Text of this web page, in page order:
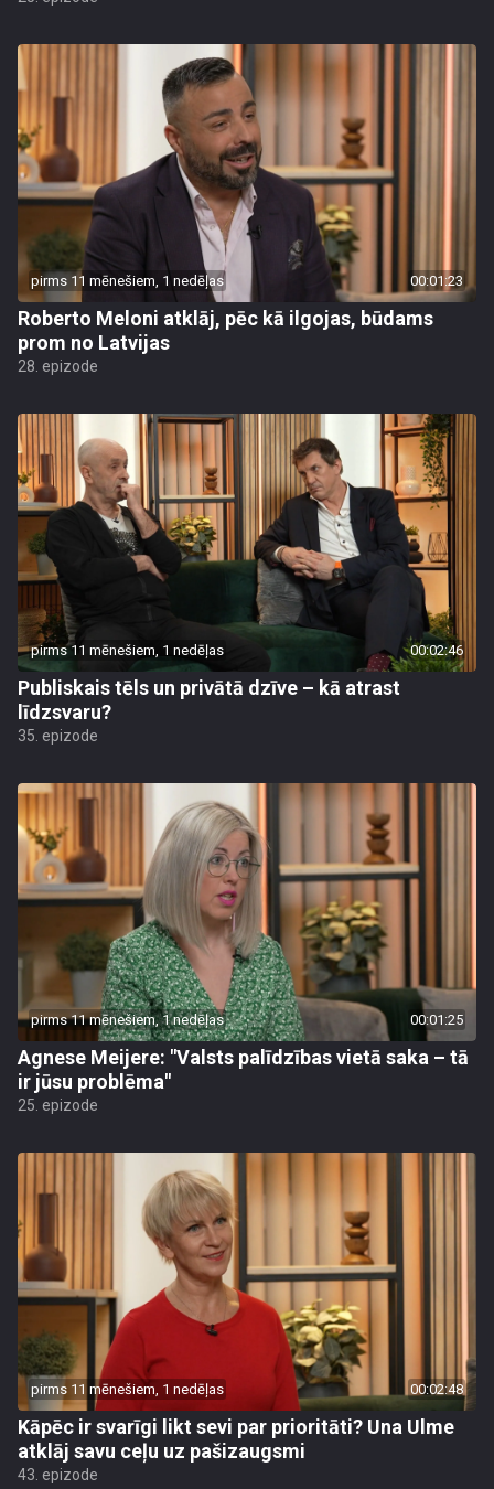
pirms 11 mēnešiem, 1 nedēļas 00:01:23
Roberto Meloni atklāj, pēc kā ilgojas, būdams
prom no Latvijas
28. epizode
pirms 11 mēnešiem, 1 nedēļas 00:02:46
Publiskais tēls un privātā dzīve – kā atrast
līdzsvaru?
35. epizode
pirms 11 mēnešiem, 1 nedēļas 00:01:25
Agnese Meijere: "Valsts palīdzības vietā saka – tā
ir jūsu problēma"
25. epizode
pirms 11 mēnešiem, 1 nedēļas 00:02:48
Kāpēc ir svarīgi likt sevi par prioritāti? Una Ulme
atklāj savu ceļu uz pašizaugsmi
43. epizode